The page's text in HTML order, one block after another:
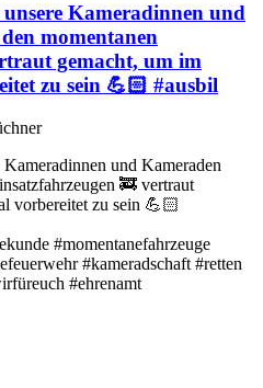
Kameradinnen und
momentanen
gemacht, um im
zu sein 💪🏻 #ausbil
und Kameraden
🚒 vertraut
vorbereitet zu sein 💪🏻
#momentanefahrzeuge
#kameradschaft #retten
#ehrenamt